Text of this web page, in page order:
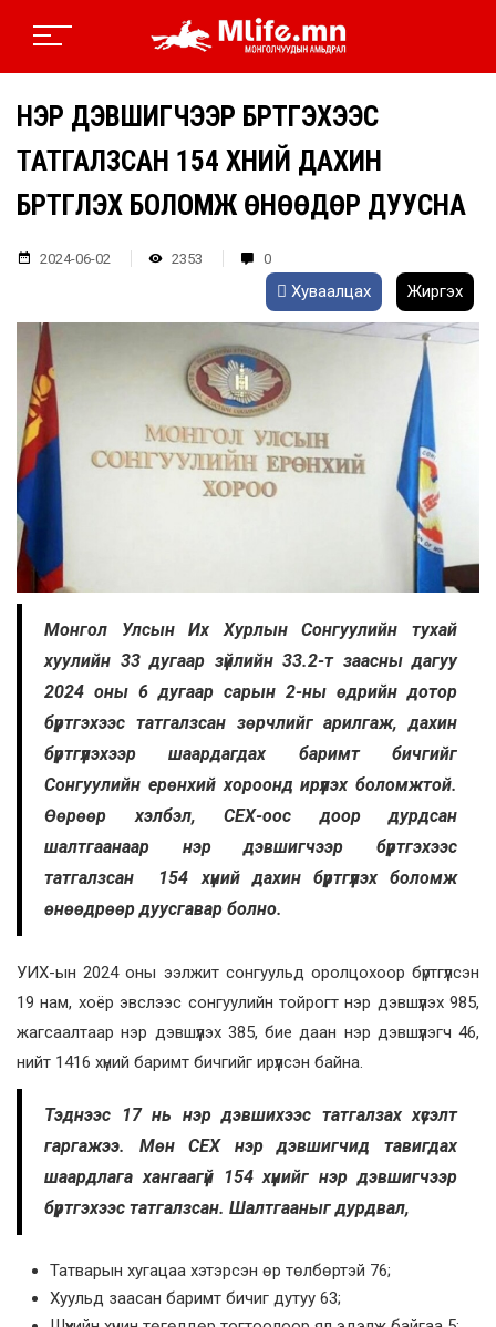
НЭР ДЭВШИГЧЭЭР БҮРТГЭХЭЭС
ТАТГАЛЗСАН 154 ХҮНИЙ ДАХИН
БҮРТГҮҮЛЭХ БОЛОМЖ ӨНӨӨДӨР ДУУСНА
2024-06-02 2353 0
Хуваалцах Жиргэх
Монгол Улсын Их Хурлын Сонгуулийн тухай
хуулийн 33 дугаар зүйлийн 33.2-т заасны дагуу
2024 оны 6 дугаар сарын 2-ны өдрийн дотор
бүртгэхээс татгалзсан зөрчлийг арилгаж, дахин
бүртгүүлэхээр шаардагдах баримт бичгийг
Сонгуулийн ерөнхий хороонд ирүүлэх боломжтой.
Өөрөөр хэлбэл, СЕХ-оос доор дурдсан
шалтгаанаар нэр дэвшигчээр бүртгэхээс
татгалзсан 154 хүний дахин бүртгүүлэх боломж
өнөөдрөөр дуусгавар болно.
УИХ-ын 2024 оны ээлжит сонгуульд оролцохоор бүртгүүлсэн
19 нам, хоёр эвслээс сонгуулийн тойрогт нэр дэвшүүлэх 985,
жагсаалтаар нэр дэвшүүлэх 385, бие даан нэр дэвшүүлэгч 46,
нийт 1416 хүний баримт бичгийг ирүүлсэн байна.
Тэднээс 17 нь нэр дэвшихээс татгалзах хүсэлт
гаргажээ. Мөн СЕХ нэр дэвшигчид тавигдах
шаардлага хангаагүй 154 хүнийг нэр дэвшигчээр
бүртгэхээс татгалзсан. Шалтгааныг дурдвал,
Татварын хугацаа хэтэрсэн өр төлбөртэй 76;
Хуульд заасан баримт бичиг дутуу 63;